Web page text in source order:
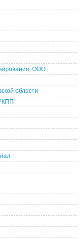
ООО
области